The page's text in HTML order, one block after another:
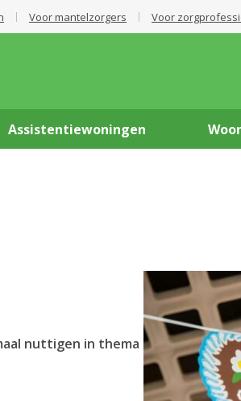
Voor mantelzorgers Voor
Assistentiewoningen
nuttigen in thema